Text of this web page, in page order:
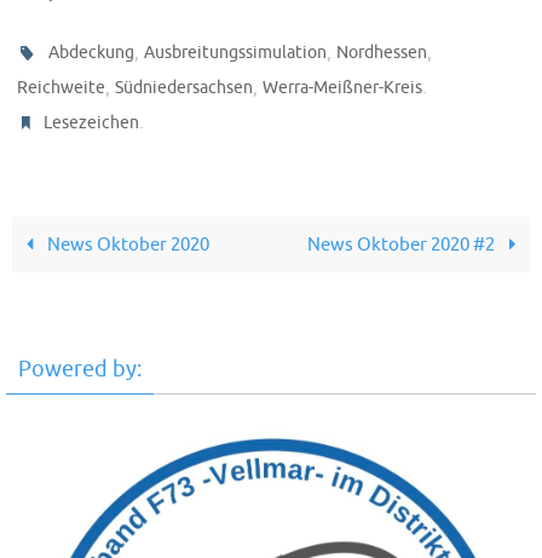
Abdeckung,Ausbreitungssimulation, Nordhessen,
Reichweite, Südniedersachsen, Werra-Meißner-Kreis.
Lesezeichen.
News Oktober 2020 News Oktober 2020 #2
Powered by: